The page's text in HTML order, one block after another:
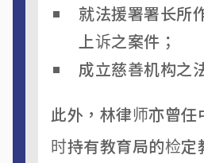
就法援署署长所
上诉之案件；
成立慈善机构之
此外，林律师亦曾任
时持有教育局的检定